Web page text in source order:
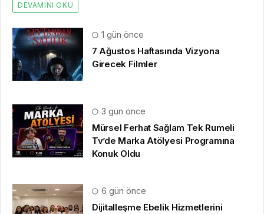
DEVAMINI OKU
1 gün önce
7 Ağustos Haftasında Vizyona
Girecek Filmler
3 gün önce
Mürsel Ferhat Sağlam Tek Rumeli
Tv’de Marka Atölyesi Programına
Konuk Oldu
6 gün önce
Dijitalleşme Ebelik Hizmetlerini